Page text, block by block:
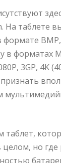
На таблете
BMP,
в форматах
3GP, 4K
таблет,
но где